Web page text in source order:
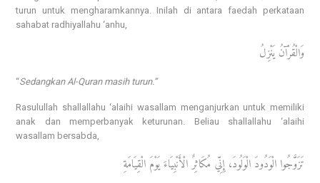
turun untuk mengharamkannya. Inilah di antara faedah perkataan
sahabat radhiyallahu ‘anhu,
وَالْقُرْآنُ يَنْزِلُ
“Sedangkan Al-Quran masih turun.”
Rasulullah shallallahu ‘alaihi wasallam menganjurkan untuk memiliki
anak dan memperbanyak keturunan. Beliau shallallahu ‘alaihi
wasallam bersabda,
تَزَوَّجُوا الْوَدُودَ الْوَلُودَ، إِنِّي مُكَاثِرٌ الْأَنْبِيَاءَ يَوْمَ الْقِيَامَةِ